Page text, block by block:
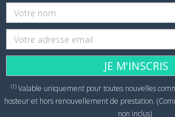
JE M'INSCRIS
(1)Valable uniquement pour toutes nouvelles
hosteur et hors renouvellement de prestation.
non inclus)